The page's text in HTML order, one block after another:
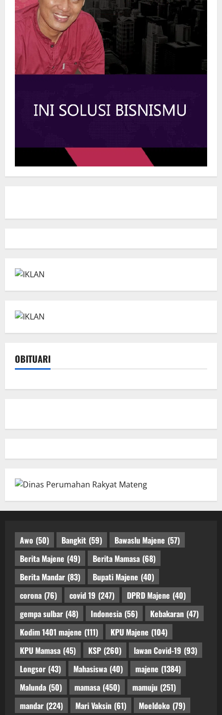
OBITUARI
Awo (50) Bangkit (59) Bawaslu Majene (57)
Berita Majene (49) Berita Mamasa (68)
Berita Mandar (83) Bupati Majene (40)
corona (76) covid 19 (247) DPRD Majene (40)
gempa sulbar (48) Indonesia (56) Kebakaran (47)
Kodim 1401 majene (111) KPU Majene (104)
KPU Mamasa (45) KSP (260) lawan Covid-19 (93)
Longsor (43) Mahasiswa (40) majene (1384)
Malunda (50) mamasa (450) mamuju (251)
mandar (224) Mari Vaksin (61) Moeldoko (79)